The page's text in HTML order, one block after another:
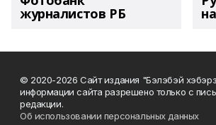
журналистов РБ
© 2020-2026 Сайт издания "Бэлэбэй
информации сайта разрешено только с
редакции.
Об использовании персональных данных